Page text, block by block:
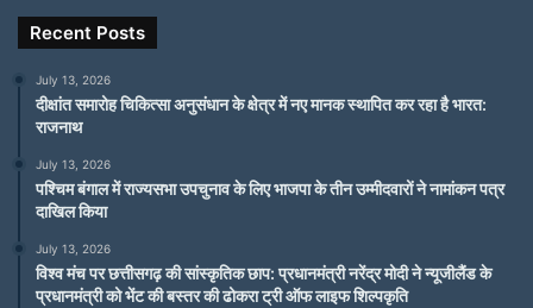
Recent Posts
July 13, 2026
दीक्षांत समारोह चिकित्सा अनुसंधान के क्षेत्र में नए मानक स्थापित कर रहा है भारत:
राजनाथ
July 13, 2026
पश्चिम बंगाल में राज्यसभा उपचुनाव के लिए भाजपा के तीन उम्मीदवारों ने नामांकन पत्र
दाखिल किया
July 13, 2026
विश्व मंच पर छत्तीसगढ़ की सांस्कृतिक छाप: प्रधानमंत्री नरेंद्र मोदी ने न्यूजीलैंड के
प्रधानमंत्री को भेंट की बस्तर की ढोकरा ट्री ऑफ लाइफ शिल्पकृति